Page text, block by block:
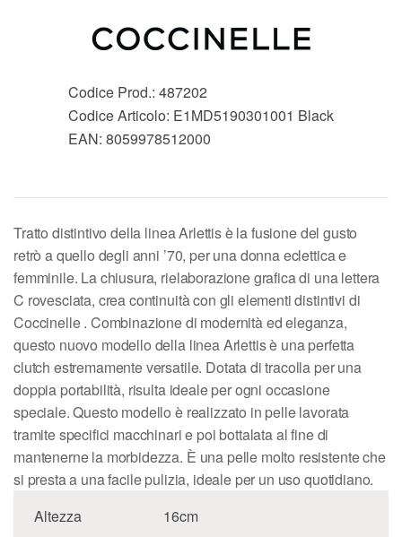
Codice Prod.: 487202
Codice Articolo: E1MD5190301001 Black
EAN: 8059978512000
Tratto distintivo della linea Arlettis è la fusione del gusto
retrò a quello degli anni ’70, per una donna eclettica e
femminile. La chiusura, rielaborazione grafica di una lettera
C rovesciata, crea continuità con gli elementi distintivi di
Coccinelle . Combinazione di modernità ed eleganza,
questo nuovo modello della linea Arlettis è una perfetta
clutch estremamente versatile. Dotata di tracolla per una
doppia portabilità, risulta ideale per ogni occasione
speciale. Questo modello è realizzato in pelle lavorata
tramite specifici macchinari e poi bottalata al fine di
mantenerne la morbidezza. È una pelle molto resistente che
si presta a una facile pulizia, ideale per un uso quotidiano.
Altezza
16cm